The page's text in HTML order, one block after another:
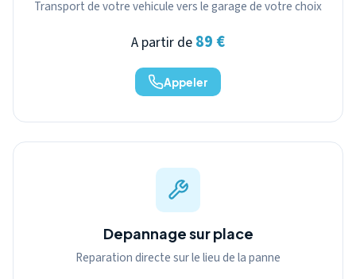
Transport de votre vehicule vers le garage de votre choix
A partir de 89 €
Appeler
Depannage sur place
Reparation directe sur le lieu de la panne